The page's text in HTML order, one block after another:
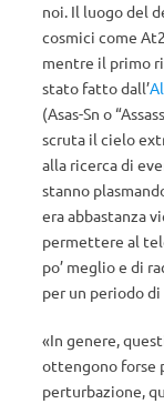
noi. Il luogo del
cosmici come
mentre il primo
stato fatto dall’
(Asas-Sn o
scruta il cielo
alla ricerca di
stanno
era abbastanza
permettere al
po’ meglio e di
per un periodo
«In genere,
ottengono forse
perturbazione,